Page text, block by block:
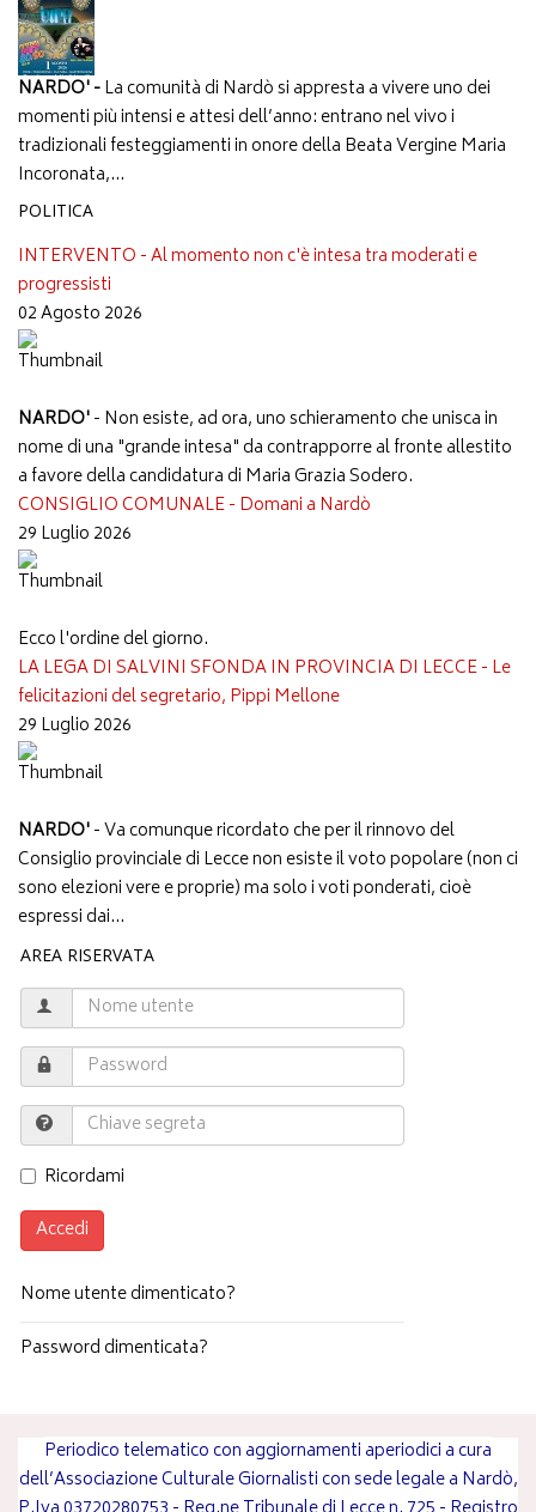
NARDO' -La comunità di Nardò si appresta a vivere uno dei
momenti più intensi e attesi dell’anno: entrano nel vivo i
tradizionali festeggiamenti in onore della Beata Vergine Maria
Incoronata,...
POLITICA
INTERVENTO - Al momento non c'è intesa tra moderati e
progressisti
02 Agosto 2026
NARDO'- Non esiste, ad ora, uno schieramento che unisca in
nome di una "grande intesa" da contrapporre al fronte allestito
a favore della candidatura di Maria Grazia Sodero.
CONSIGLIO COMUNALE - Domani a Nardò
29 Luglio 2026
Ecco l'ordine del giorno.
LA LEGA DI SALVINI SFONDA IN PROVINCIA DI LECCE - Le
felicitazioni del segretario, Pippi Mellone
29 Luglio 2026
NARDO'- Va comunque ricordato che per il rinnovo del
Consiglio provinciale di Lecce non esiste il voto popolare (non ci
sono elezioni vere e proprie) ma solo i voti ponderati, cioè
espressi dai...
AREA RISERVATA
Ricordami
Accedi
Nome utente dimenticato?
Password dimenticata?
Periodico telematico con aggiornamenti aperiodici a cura
dell’Associazione Culturale Giornalisti con sede legale a Nardò,